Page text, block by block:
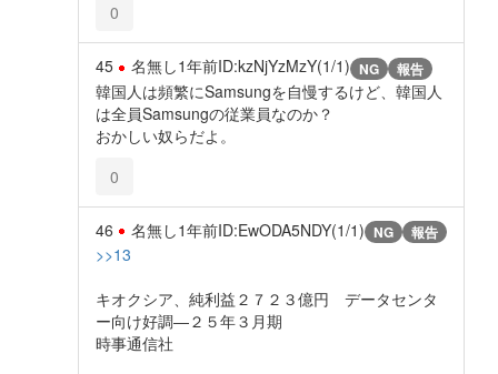
0
45 名無し1年前ID:kzNjYzMzY(1/1) NG 報告
韓国人は頻繁にSamsungを自慢するけど、韓国人
は全員Samsungの従業員なのか？
おかしい奴らだよ。
0
46 名無し1年前ID:EwODA5NDY(1/1) NG 報告
>>13
キオクシア、純利益２７２３億円 データセンタ
ー向け好調―２５年３月期
時事通信社